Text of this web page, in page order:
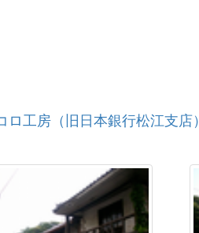
ロ工房（旧日本銀行松江支店